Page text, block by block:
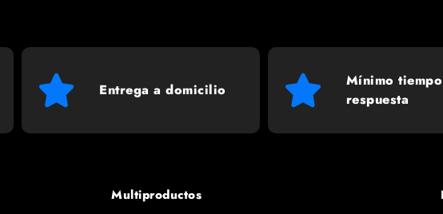
Entrega a domicilio
Mínimo
respuesta
Multiproductos